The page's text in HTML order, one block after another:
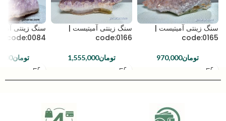
سنگ زینتی آمیتیست |
code:0165
تومان970,000
سنگ زینتی آمیتیست |
code:0166
تومان1,555,000
سنگ زینتی
code:0084
تومان